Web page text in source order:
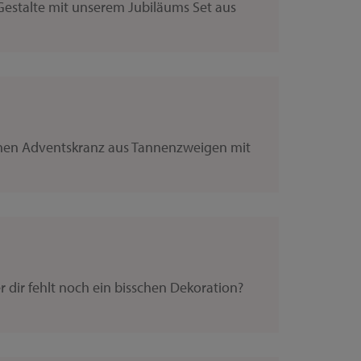
mit unserem Jubiläums Set aus
Adventskranz aus Tannenzweigen mit
dir fehlt noch ein bisschen Dekoration?